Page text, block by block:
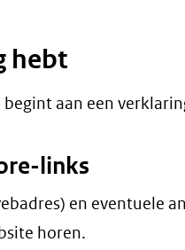
hebt
aan een
links
en eventuele
horen.